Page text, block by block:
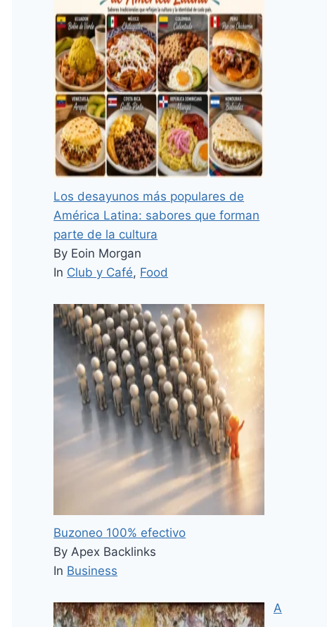
Los desayunos más populares de
América Latina: sabores que forman
parte de la cultura
By Eoin Morgan
In Club y Café, Food
Buzoneo 100% efectivo
By Apex Backlinks
In Business
A